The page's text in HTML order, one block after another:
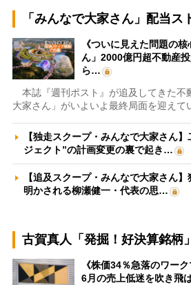
「みんなで大家さん」配当ス
《ついに見えた問題の
ん」2000億円超不動産
ら…
本誌『週刊ポスト』が追及してきた不
大家さん」がいよいよ最終局面を迎えて
【独走スクープ・みんなで大家さん
ジェクト”の計画変更の裏で起き…
【追及スクープ・みんなで大家さん
明かされる柳瀬健一・代表の思…
古賀真人「発掘！好決算銘柄」
《株価34％急落のワー
6月の売上低迷を吹き飛